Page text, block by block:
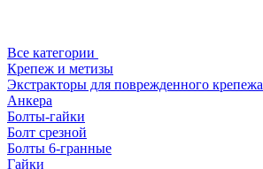
Все категории
Крепеж и метизы
Экстракторы для поврежденного крепежа
Анкера
Болты-гайки
Болт срезной
Болты 6-гранные
Гайки